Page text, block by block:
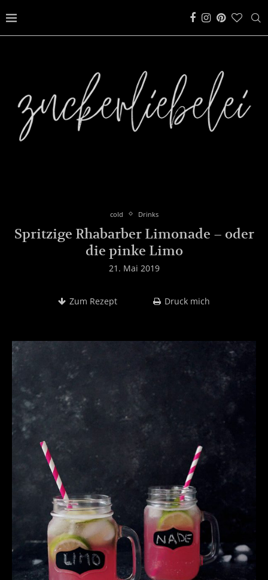
cold Drinks
Spritzige Rhabarber Limonade – oder
die pinke Limo
21. Mai 2019
Zum Rezept Druck mich